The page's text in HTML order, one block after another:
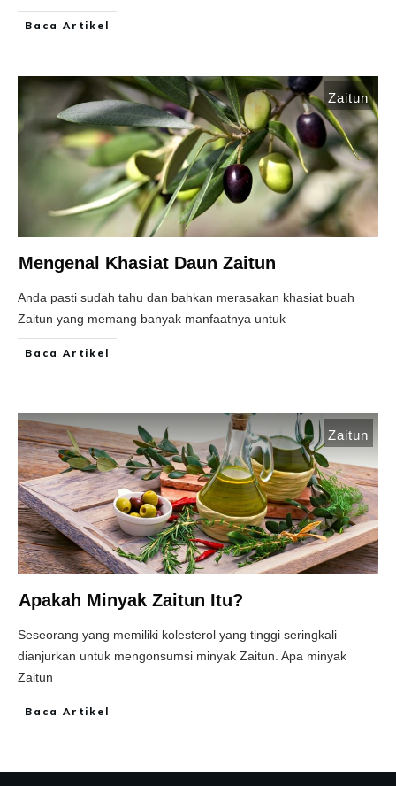
Baca Artikel
Zaitun
Mengenal Khasiat Daun Zaitun
Anda pasti sudah tahu dan bahkan merasakan khasiat buah
Zaitun yang memang banyak manfaatnya untuk
Baca Artikel
Zaitun
Apakah Minyak Zaitun Itu?
Seseorang yang memiliki kolesterol yang tinggi seringkali
dianjurkan untuk mengonsumsi minyak Zaitun. Apa minyak
Zaitun
Baca Artikel